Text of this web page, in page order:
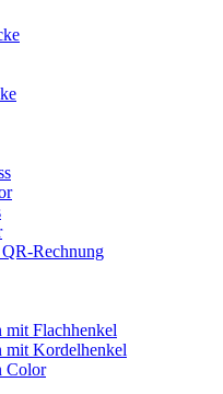
Rechnung
mit Flachhenkel
mit Kordelhenkel
Color